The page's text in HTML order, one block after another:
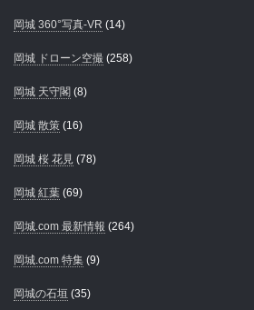
岡城 360°写真-VR (14)
岡城 ドローン空撮 (258)
岡城 天守閣 (8)
岡城 散策 (16)
岡城 桜 花見 (78)
岡城 紅葉 (69)
岡城.com 最新情報 (264)
岡城.com 特集 (9)
岡城の石垣 (35)